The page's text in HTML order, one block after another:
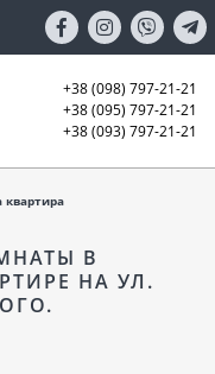
+38 (098) 797-21-21
+38 (095) 797-21-21
+38 (093) 797-21-21
квартира
В
НА УЛ.